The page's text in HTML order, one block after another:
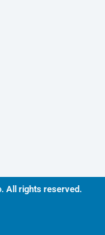
All rights reserved.